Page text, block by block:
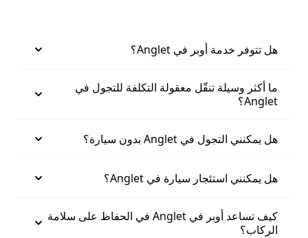
هل تتوفر خدمة أوبر في Anglet؟
ما أكثر وسيلة تنقّل معقولة التكلفة للتجول في
Anglet؟
هل يمكنني التجول في Anglet بدون سيارة؟
هل يمكنني استئجار سيارة في Anglet؟
كيف تساعد أوبر في Anglet في الحفاظ على سلامة
الركاب؟